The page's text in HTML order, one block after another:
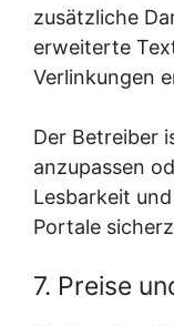
zusätzliche
erweiterte
Verlinkungen
Der Betreiber
anzupassen
Lesbarkeit
Portale
7. Preise